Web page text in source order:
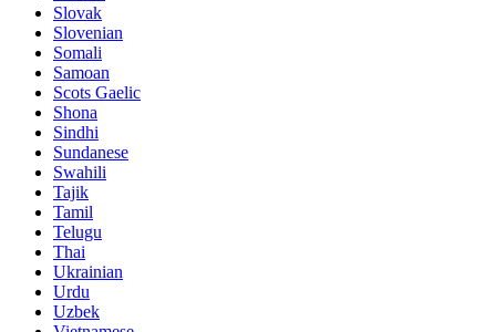
Slovak
Slovenian
Somali
Samoan
Scots Gaelic
Shona
Sindhi
Sundanese
Swahili
Tajik
Tamil
Telugu
Thai
Ukrainian
Urdu
Uzbek